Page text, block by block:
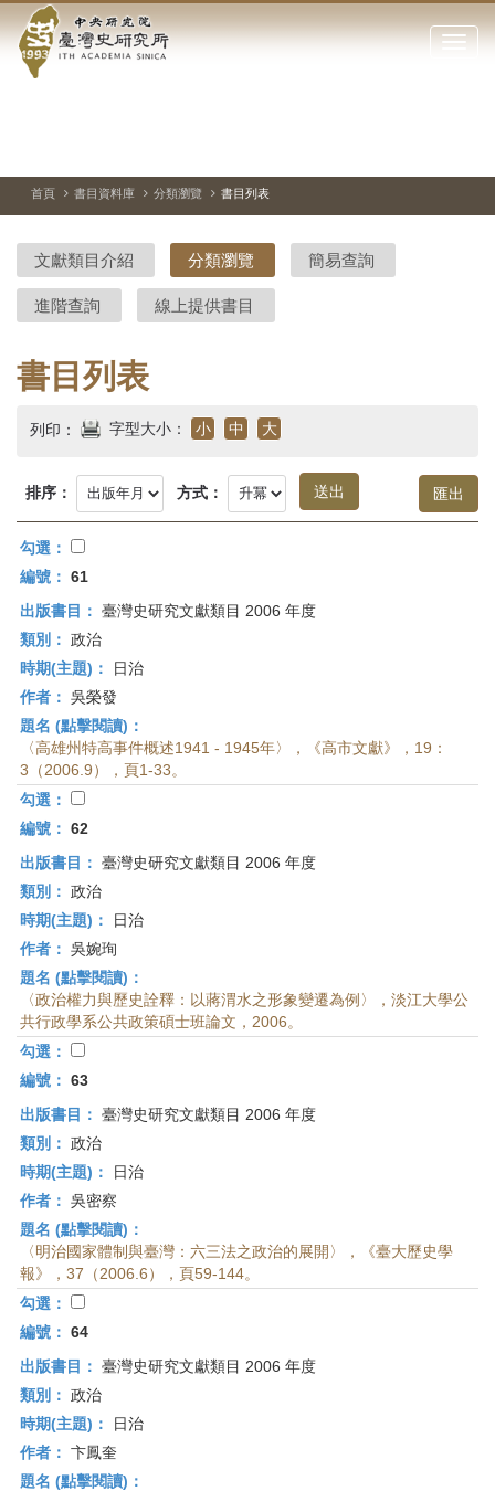
到中
央
院-
臺
灣
史
研
究
首
頁
點
閉
站
停、
圖
圖
結
首頁 書目資料庫 分類瀏覽 書目列表
文獻類目介紹 分類瀏覽 簡易查詢
進階查詢 線上提供書目
書目列表
列印： 字型大小： 小 中 大
排序： 方式：
勾選：
編號： 61
出版書目： 臺灣史研究文獻類目 2006 年度
類別： 政治
時期(主題)：
日治
作者： 吳榮發
題名 (點擊閱讀)：
〈高雄州特高事件概述1941 - 1945年〉，《高市文獻》，19：
3（2006.9），頁1-33。
勾選：
編號： 62
出版書目： 臺灣史研究文獻類目 2006 年度
類別： 政治
時期(主題)：
日治
作者： 吳婉珣
題名 (點擊閱讀)：
〈政治權力與歷史詮釋：以蔣渭水之形象變遷為例〉，淡江大學公
共行政學系公共政策碩士班論文，2006。
勾選：
編號： 63
出版書目： 臺灣史研究文獻類目 2006 年度
類別： 政治
時期(主題)：
日治
作者： 吳密察
題名 (點擊閱讀)：
〈明治國家體制與臺灣：六三法之政治的展開〉，《臺大歷史學
報》，37（2006.6），頁59-144。
勾選：
編號： 64
出版書目： 臺灣史研究文獻類目 2006 年度
類別： 政治
時期(主題)：
日治
作者： 卞鳳奎
題名 (點擊閱讀)：